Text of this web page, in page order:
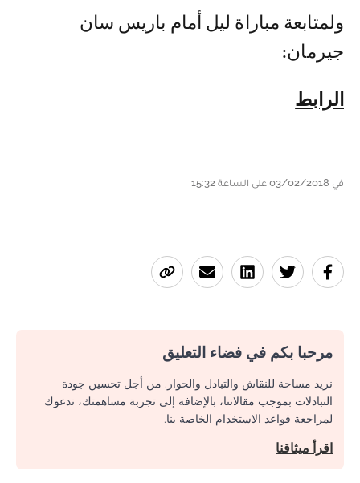
ولمتابعة مباراة ليل أمام باريس سان
جيرمان:
الرابط
في 03/02/2018 على الساعة 15:32
مرحبا بكم في فضاء التعليق
نريد مساحة للنقاش والتبادل والحوار. من أجل تحسين جودة
التبادلات بموجب مقالاتنا، بالإضافة إلى تجربة مساهمتك، ندعوك
لمراجعة قواعد الاستخدام الخاصة بنا.
اقرأ ميثاقنا